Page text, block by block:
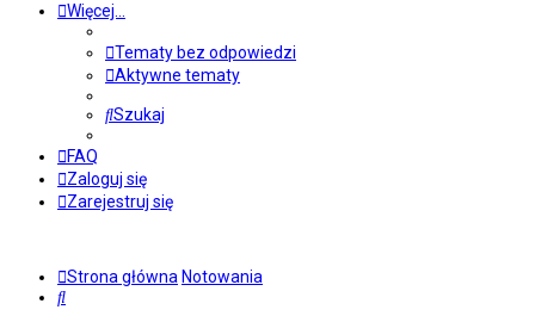
Więcej…
Tematy bez odpowiedzi
Aktywne tematy
Szukaj
FAQ
Zaloguj się
Zarejestruj się
Strona główna Notowania
Szukaj